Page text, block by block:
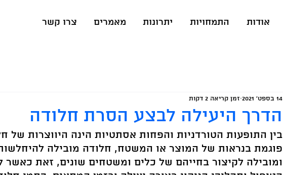
אודות התמחויות יתרונות מאמרים צרו קשר
הדרך היעילה לבצע הסרת חלודה
14 בספט׳ 2021 זמן קריאה 2 דקות
בין התופעות הטורדניות והפחות אסתטיות הינה היווצרות של
פוגמת בנראות של המוצר או המשטח, חלודה מובילה
ומובילה לקיצור בחייהם של כלים ומשטחים שונים, זאת